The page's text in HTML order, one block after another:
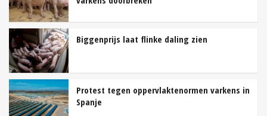
Biggenprijs laat flinke daling zien
Protest tegen oppervlaktenormen varkens in
Spanje